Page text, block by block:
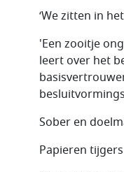
‘We zitten in
'Een zooitje
leert over het
Sober en
Papieren tijgers